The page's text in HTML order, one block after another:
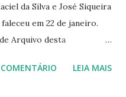
da Silva e José Siqueira
em 22 de janeiro.
Arquivo desta
fevereiro e encerrou a
LEIA MAIS